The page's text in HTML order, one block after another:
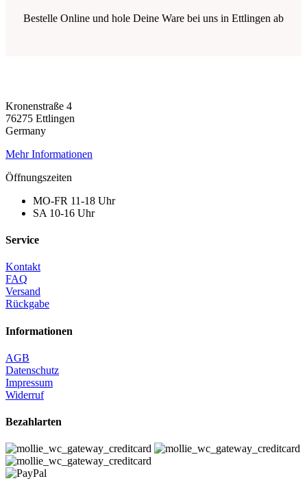
Bestelle Online und hole Deine Ware bei uns in Ettlingen ab
Kronenstraße 4
76275 Ettlingen
Germany
Mehr Informationen
Öffnungszeiten
MO-FR 11-18 Uhr
SA 10-16 Uhr
Service
Kontakt
FAQ
Versand
Rückgabe
Informationen
AGB
Datenschutz
Impressum
Widerruf
Bezahlarten